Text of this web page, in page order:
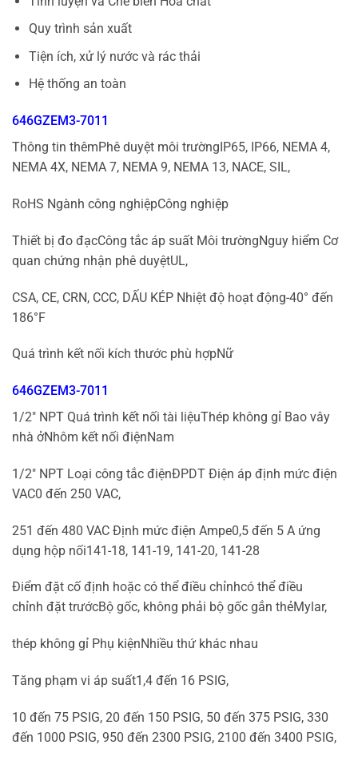
Quy trình sản xuất
Tiện ích, xử lý nước và rác thải
Hệ thống an toàn
646GZEM3-7011
Thông tin thêmPhê duyệt môi trườngIP65, IP66, NEMA 4,
NEMA 4X, NEMA 7, NEMA 9, NEMA 13, NACE, SIL,
RoHS Ngành công nghiệpCông nghiệp
Thiết bị đo đạcCông tắc áp suất Môi trườngNguy hiểm Cơ
quan chứng nhận phê duyệtUL,
CSA, CE, CRN, CCC, DẤU KÉP Nhiệt độ hoạt động-40° đến
186°F
Quá trình kết nối kích thước phù hợpNữ
646GZEM3-7011
1/2″ NPT Quá trình kết nối tài liệuThép không gỉ Bao vây
nhà ởNhôm kết nối điệnNam
1/2″ NPT Loại công tắc điệnĐPDT Điện áp định mức điện
VAC0 đến 250 VAC,
251 đến 480 VAC Định mức điện Ampe0,5 đến 5 A ứng
dụng hộp nối141-18, 141-19, 141-20, 141-28
Điểm đặt cố định hoặc có thể điều chỉnhcó thể điều
chỉnh đặt trướcBộ gốc, không phải bộ gốc gắn thẻMylar,
thép không gỉ Phụ kiệnNhiều thứ khác nhau
Tăng phạm vi áp suất1,4 đến 16 PSIG,
10 đến 75 PSIG, 20 đến 150 PSIG, 50 đến 375 PSIG, 330
đến 1000 PSIG, 950 đến 2300 PSIG, 2100 đến 3400 PSIG,